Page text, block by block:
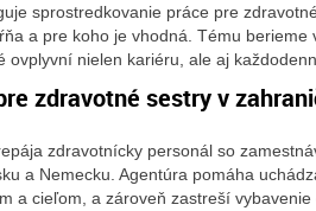
sprostredkovanie práce pre
a pre koho je vhodná. Tému berieme
nielen kariéru, ale aj
zdravotné sestry v
zdravotnícky personál so
a Nemecku. Agentúra pomáha
a cieľom, a zároveň zastreší vybavenie